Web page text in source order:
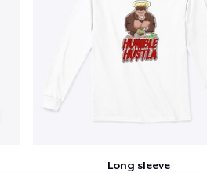
Long sleeve